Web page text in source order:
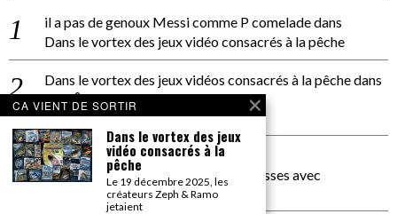
il a pas de genoux Messi comme P comeladedans
Dans le vortex des jeux vidéo consacrés à la pêche
Dans le vortex des jeux vidéos consacrés à la pêchedans
PACÔME THIELLEMENT
La séance d’Hip Gnose
La Patrie
dans
On a parlé Dolce Vita et lutte des classes avec
Bernardino Femminielli
CA VIENT DE SORTIR
Dans le vortex des jeux
vidéo consacrés à la
pêche
Le 19 décembre 2025, les
créateurs Zeph & Ramo
jetaient